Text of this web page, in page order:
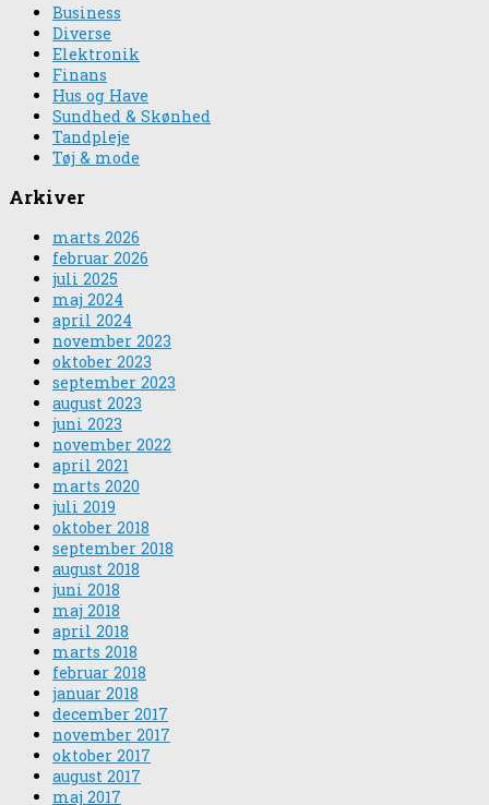
Business
Diverse
Elektronik
Finans
Hus og Have
Sundhed & Skønhed
Tandpleje
Tøj & mode
Arkiver
marts 2026
februar 2026
juli 2025
maj 2024
april 2024
november 2023
oktober 2023
september 2023
august 2023
juni 2023
november 2022
april 2021
marts 2020
juli 2019
oktober 2018
september 2018
august 2018
juni 2018
maj 2018
april 2018
marts 2018
februar 2018
januar 2018
december 2017
november 2017
oktober 2017
august 2017
maj 2017